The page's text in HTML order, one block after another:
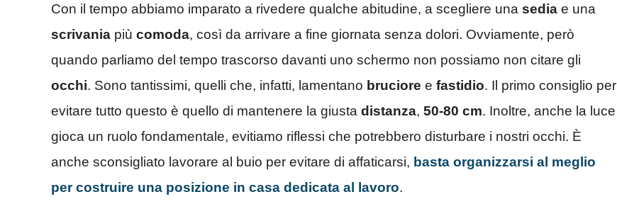
Con il tempo abbiamo imparato a rivedere qualche abitudine, a scegliere una sedia e una
scrivania più comoda, così da arrivare a fine giornata senza dolori. Ovviamente, però
quando parliamo del tempo trascorso davanti uno schermo non possiamo non citare gli
occhi. Sono tantissimi, quelli che, infatti, lamentano bruciore e fastidio. Il primo consiglio per
evitare tutto questo è quello di mantenere la giusta distanza, 50-80 cm. Inoltre, anche la luce
gioca un ruolo fondamentale, evitiamo riflessi che potrebbero disturbare i nostri occhi. È
anche sconsigliato lavorare al buio per evitare di affaticarsi, basta organizzarsi al meglio
per costruire una posizione in casa dedicata al lavoro.